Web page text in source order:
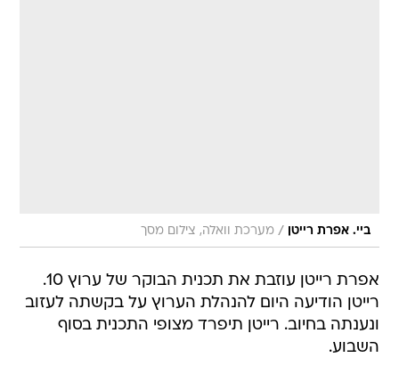
ביי. אפרת רייטן / מערכת וואלה, צילום מסך
אפרת רייטן עוזבת את תכנית הבוקר של ערוץ 10.
רייטן הודיעה היום להנהלת הערוץ על בקשתה לעזוב
ונענתה בחיוב. רייטן תיפרד מצופי התכנית בסוף
השבוע.